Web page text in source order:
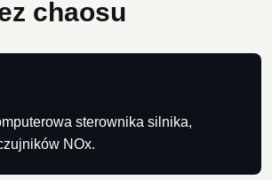
chaosu
sterownika silnika,
NOx.